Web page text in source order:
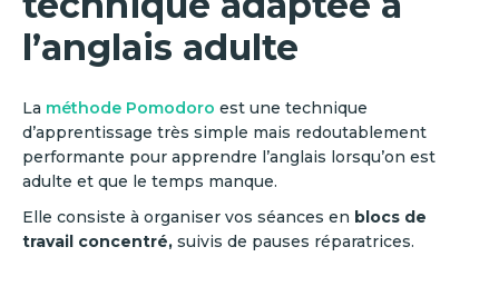
l’anglais adulte
La méthode Pomodoro est une technique
d’apprentissage très simple mais redoutablement
performante pour apprendre l’anglais lorsqu’on est
adulte et que le temps manque.
Elle consiste à organiser vos séances en blocs de
travail concentré, suivis de pauses réparatrices.